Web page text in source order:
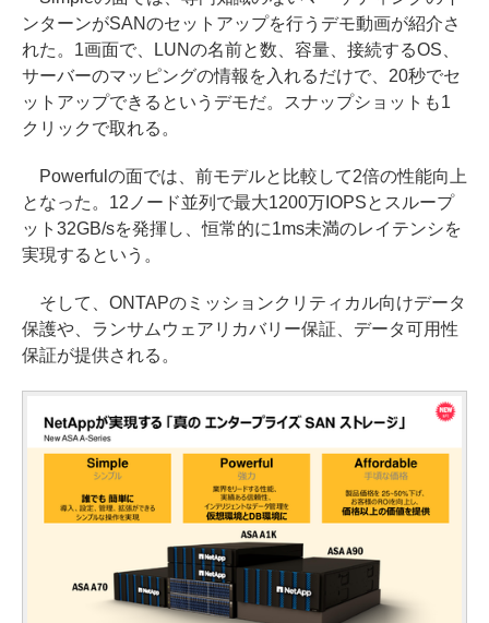
ンターンがSANのセットアップを行うデモ動画が紹介さ
れた。1画面で、LUNの名前と数、容量、接続するOS、
サーバーのマッピングの情報を入れるだけで、20秒でセ
ットアップできるというデモだ。スナップショットも1
クリックで取れる。
Powerfulの面では、前モデルと比較して2倍の性能向上
となった。12ノード並列で最大1200万IOPSとスループ
ット32GB/sを発揮し、恒常的に1ms未満のレイテンシを
実現するという。
そして、ONTAPのミッションクリティカル向けデータ
保護や、ランサムウェアリカバリー保証、データ可用性
保証が提供される。